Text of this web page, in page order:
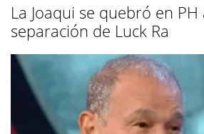
La Joaqui se quebró en
separación de Luck Ra